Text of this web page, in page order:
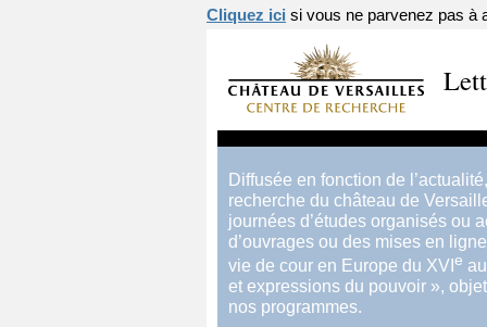
Cliquez ici si vous ne parvenez pas à
Diffusée en fonction de
recherche du château de
journées d’études organisés ou
d’ouvrages ou des mises en
vie de cour en Europe du XVIe
et expressions du pouvoir »,
nos programmes.